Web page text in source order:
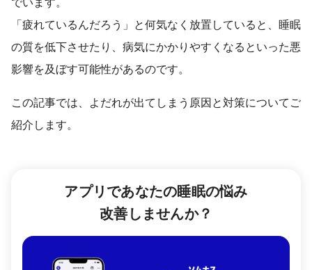
「疲れているんだろう」と何気なく放置していると、睡眠
の質を低下させたり、病気にかかりやすくなるといった悪
影響を及ぼす可能性があるのです。
この記事では、よだれが出てしまう原因と対策についてご
紹介します。
アプリであなたの睡眠の悩み
改善しませんか？